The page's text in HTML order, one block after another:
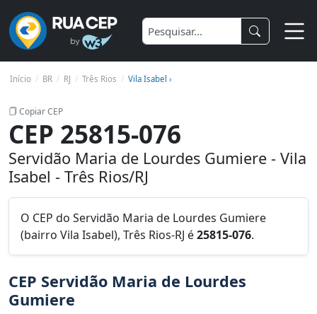
Início BR RJ Três Rios Vila Isabel ›
Copiar CEP
CEP 25815-076
Servidão Maria de Lourdes Gumiere - Vila
Isabel - Três Rios/RJ
O CEP do Servidão Maria de Lourdes Gumiere
(bairro Vila Isabel), Três Rios-RJ é25815-076.
CEP Servidão Maria de Lourdes
Gumiere